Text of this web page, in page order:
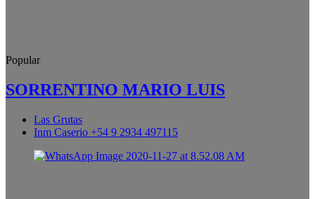
Popular
SORRENTINO MARIO LUIS
Las Grutas
Inm Caserio +54 9 2934 497115